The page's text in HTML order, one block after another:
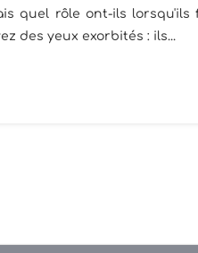
quel rôle ont-ils
des yeux exorbités : ils...